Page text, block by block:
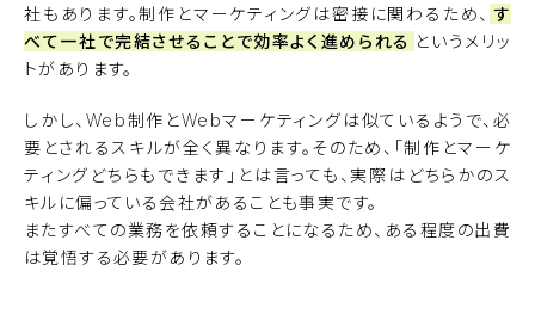
社もあります。制作とマーケティングは密接に関わるため、 す
べて一社で完結させることで効率よく進められる というメリッ
トがあります。
しかし、Web制作とWebマーケティングは似ているようで、必
要とされるスキルが全く異なります。そのため、「制作とマーケ
ティングどちらもできます」とは言っても、実際はどちらかのス
キルに偏っている会社があることも事実です。
またすべての業務を依頼することになるため、ある程度の出費
は覚悟する必要があります。